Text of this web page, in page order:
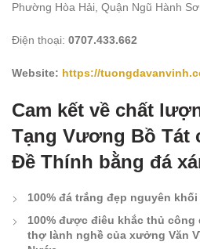
Phường Hòa Hải, Quận Ngũ Hành
Điện thoại: 0707.433.662
Website: https://
Cam kết về chất
Tạng Vương Bồ
Đề Thính bằng đá
100% đá trắng đẹp nguyên khối
100% được điêu khắc thủ
thợ lành nghề của xưởng Văn